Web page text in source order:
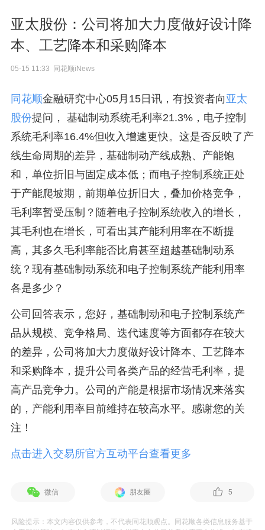
亚太股份：公司将加大力度做好设计降
本、工艺降本和采购降本
05-15 11:33 同花顺iNews
同花顺金融研究中心05月15日讯，有投资者向 亚太
股份提问， 基础制动系统毛利率21.3%，电子控制
系统毛利率16.4%但收入增速更快。这是否反映了产
线生命周期的差异，基础制动产线成熟、产能饱
和，单位折旧与固定成本低；而电子控制系统正处
于产能爬坡期，前期单位折旧大，叠加价格竞争，
毛利率暂受压制？随着电子控制系统收入的增长，
其毛利也在增长，可看出其产能利用率在不断提
高，其多久毛利率能否比肩甚至超越基础制动系
统？现有基础制动系统和电子控制系统产能利用率
各是多少？
公司回答表示，您好，基础制动和电子控制系统产
品从规模、竞争格局、迭代速度等方面都存在较大
的差异，公司将加大力度做好设计降本、工艺降本
和采购降本，提升公司各类产品的经营毛利率，提
高产品竞争力。公司的产能是根据市场情况来落实
的，产能利用率目前维持在较高水平。感谢您的关
注！
点击进入交易所官方互动平台查看更多
微信 朋友圈 5
风险提示：本文内容仅供参考，不代表同花顺观点。同花顺各类信息服务基于